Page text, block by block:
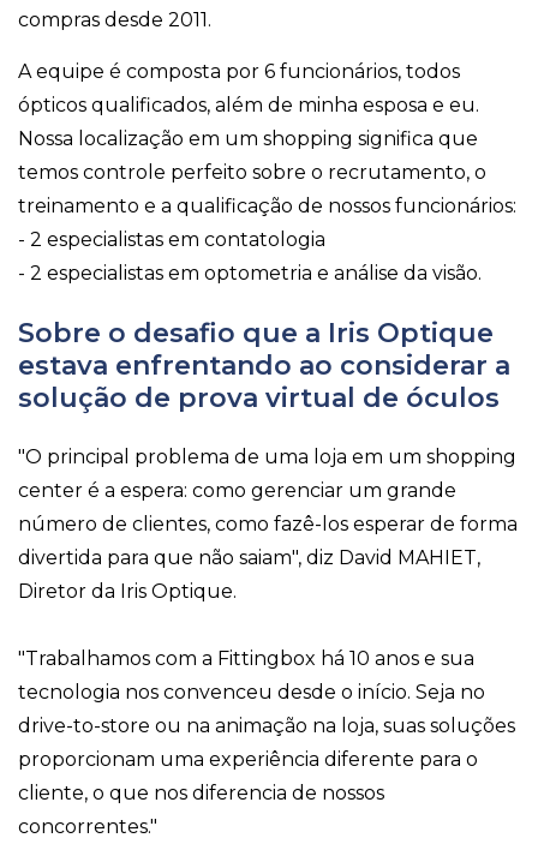
compras desde 2011.
A equipe é composta por 6 funcionários, todos
ópticos qualificados, além de minha esposa e eu.
Nossa localização em um shopping significa que
temos controle perfeito sobre o recrutamento, o
treinamento e a qualificação de nossos funcionários:
- 2 especialistas em contatologia
- 2 especialistas em optometria e análise da visão.
Sobre o desafio que a Iris Optique
estava enfrentando ao considerar a
solução de prova virtual de óculos
"O principal problema de uma loja em um shopping
center é a espera: como gerenciar um grande
número de clientes, como fazê-los esperar de forma
divertida para que não saiam", diz David MAHIET,
Diretor da Iris Optique.
"Trabalhamos com a Fittingbox há 10 anos e sua
tecnologia nos convenceu desde o início. Seja no
drive-to-store ou na animação na loja, suas soluções
proporcionam uma experiência diferente para o
cliente, o que nos diferencia de nossos
concorrentes."